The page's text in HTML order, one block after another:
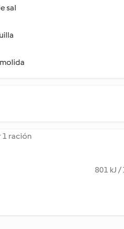
sal
1 ración
801 kJ /